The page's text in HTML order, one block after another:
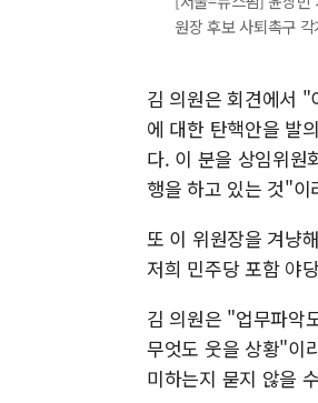
원장 후보 사퇴촉구
김 의원은 회견에서
에 대한 탄핵안을 발
다. 이 분을 상임위원
행을 하고 있는 것"이
또 이 위원장을 겨냥
저희 민주당 포함 야
김 의원은 "업무파악
무엇도 웃을 상황"이
미하는지 묻지 않을